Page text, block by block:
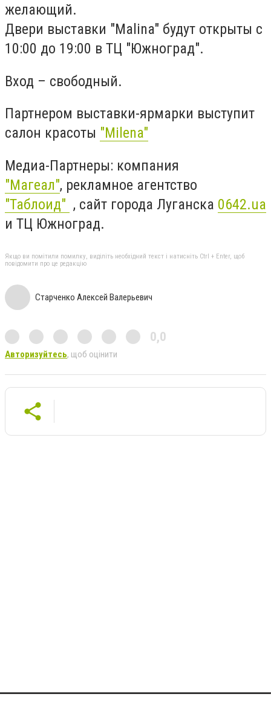
желающий.
Двери выставки "Malina" будут открыты с
10:00 до 19:00 в ТЦ "Южноград".
Вход – свободный.
Партнером выставки-ярмарки выступит
салон красоты "Milena"
Медиа-Партнеры: компания
"Магеал", рекламное агентство
"Таблоид" , сайт города Луганска 0642.ua
и ТЦ Южноград.
Якщо ви помітили помилку, виділіть необхідний текст і натисніть Ctrl + Enter, щоб
повідомити про це редакцію
Старченко Алексей Валерьевич
0,0
Авторизуйтесь, щоб оцінити